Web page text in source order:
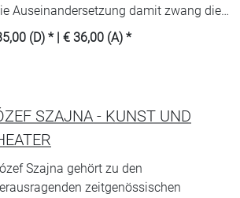
Auseinandersetzung damit zwang die
Wissenschaftler zur
Definition ihres Berufsstandes.
(D) * | € 36,00 (A) *
SZAJNA - KUNST UND
Szajna gehört zu den
zeitgenössischen